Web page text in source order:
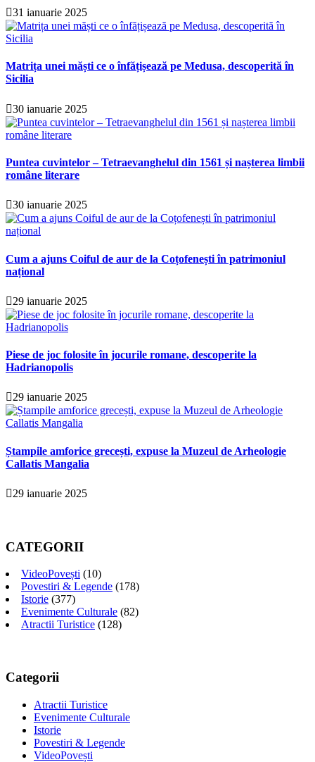
31 ianuarie 2025
Matrița unei măști ce o înfățișează pe Medusa, descoperită în
Sicilia
30 ianuarie 2025
Puntea cuvintelor – Tetraevanghelul din 1561 și nașterea limbii
române literare
30 ianuarie 2025
Cum a ajuns Coiful de aur de la Coțofenești în patrimoniul
național
29 ianuarie 2025
Piese de joc folosite în jocurile romane, descoperite la
Hadrianopolis
29 ianuarie 2025
Ștampile amforice grecești, expuse la Muzeul de Arheologie
Callatis Mangalia
29 ianuarie 2025
CATEGORII
VideoPovești (10)
Povestiri & Legende (178)
Istorie (377)
Evenimente Culturale (82)
Atractii Turistice (128)
Categorii
Atractii Turistice
Evenimente Culturale
Istorie
Povestiri & Legende
VideoPovești